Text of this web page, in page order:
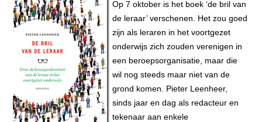
Op 7 oktober is het boek ‘de bril van
de leraar’ verschenen. Het zou goed
zijn als leraren in het voortgezet
onderwijs zich zouden verenigen in
een beroepsorganisatie, maar die
wil nog steeds maar niet van de
grond komen. Pieter Leenheer,
sinds jaar en dag als redacteur en
tekenaar aan enkele